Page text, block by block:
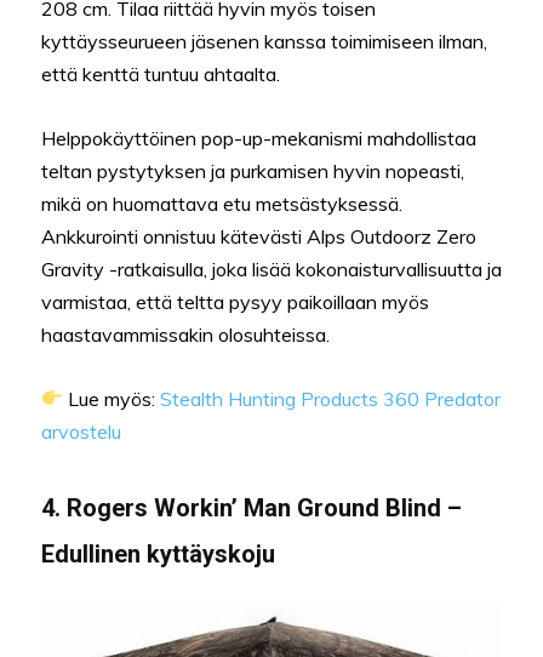
208 cm. Tilaa riittää hyvin myös toisen
kyttäysseurueen jäsenen kanssa toimimiseen ilman,
että kenttä tuntuu ahtaalta.
Helppokäyttöinen pop-up-mekanismi mahdollistaa
teltan pystytyksen ja purkamisen hyvin nopeasti,
mikä on huomattava etu metsästyksessä.
Ankkurointi onnistuu kätevästi Alps Outdoorz Zero
Gravity -ratkaisulla, joka lisää kokonaisturvallisuutta ja
varmistaa, että teltta pysyy paikoillaan myös
haastavammissakin olosuhteissa.
Lue myös:Stealth Hunting Products 360 Predator
arvostelu
4. Rogers Workin’ Man Ground Blind –
Edullinen kyttäyskoju